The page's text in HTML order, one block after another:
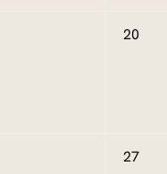
20
27